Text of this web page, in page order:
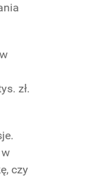
zł.
czy